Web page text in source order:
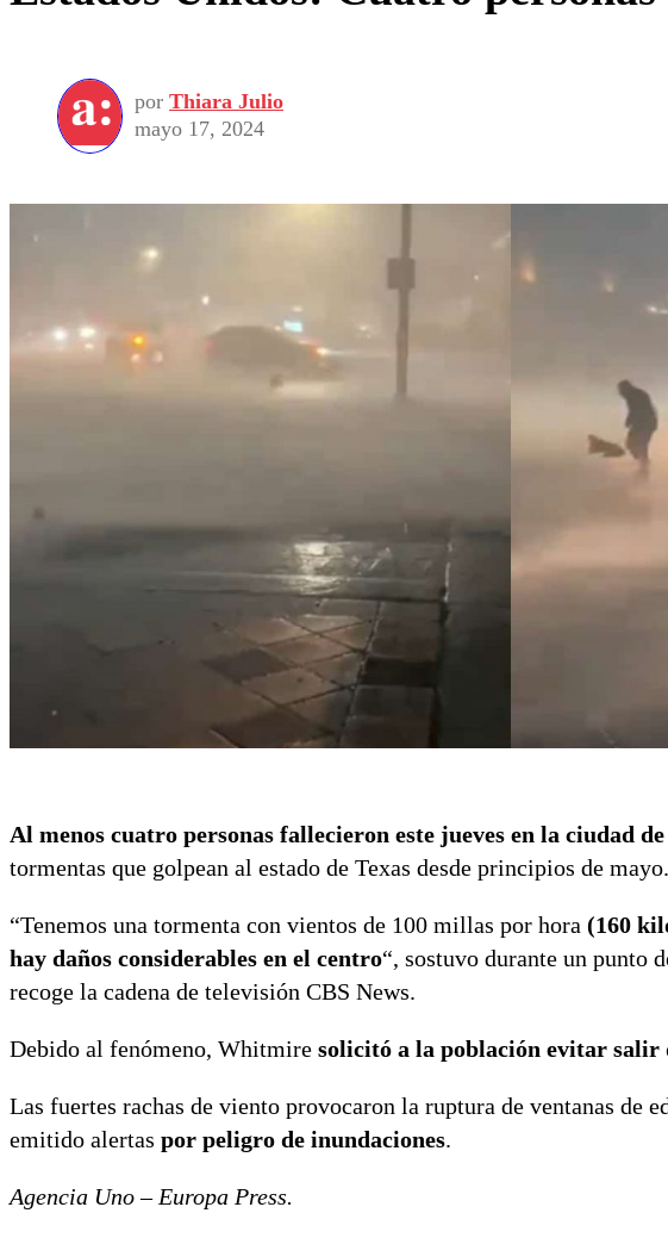
por Thiara Julio
mayo 17, 2024
Al menos cuatro personas fallecieron este jueves en la ciudad
tormentas que golpean al estado de Texas desde principios de mayo.
“Tenemos una tormenta con vientos de 100 millas por hora (160
hay daños considerables en el centro“, sostuvo durante un punto
recoge la cadena de televisión CBS News.
Debido al fenómeno, Whitmire solicitó a la población evitar salir
Las fuertes rachas de viento provocaron la ruptura de ventanas de
emitido alertas por peligro de inundaciones.
Agencia Uno – Europa Press.